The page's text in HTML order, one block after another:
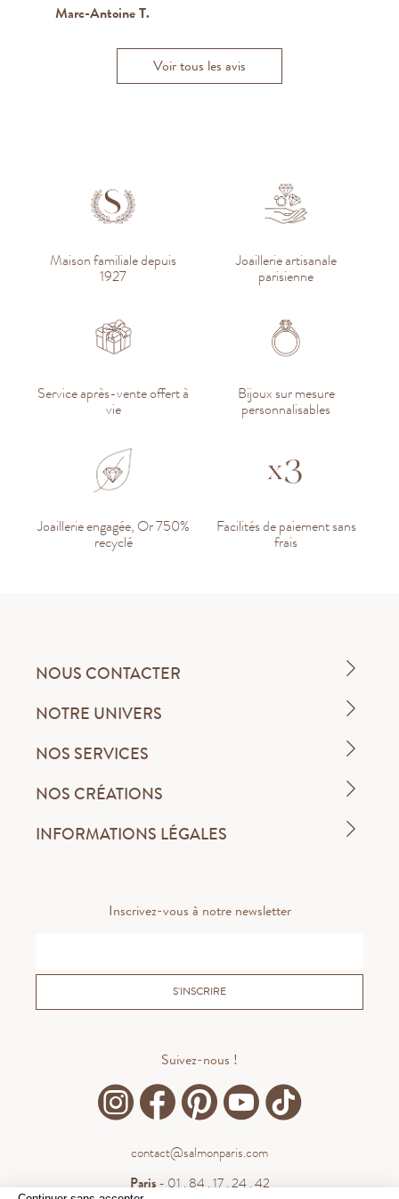
Marc-Antoine T.
Q
Catherine D.C
Voir tous les avis
Maison familiale depuis
1927
Joaillerie artisanale
parisienne
Service après-vente offert à
vie
Bijoux sur mesure
personnalisables
Joaillerie engagée, Or 750%
recyclé
Facilités de paiement sans
frais
NOUS CONTACTER
NOTRE UNIVERS
NOS SERVICES
NOS CRÉATIONS
INFORMATIONS LÉGALES
Inscrivez-vous à notre newsletter
S'INSCRIRE
Suivez-nous !
contact@salmonparis.com
Paris- 01 . 84 . 17 . 24 . 42